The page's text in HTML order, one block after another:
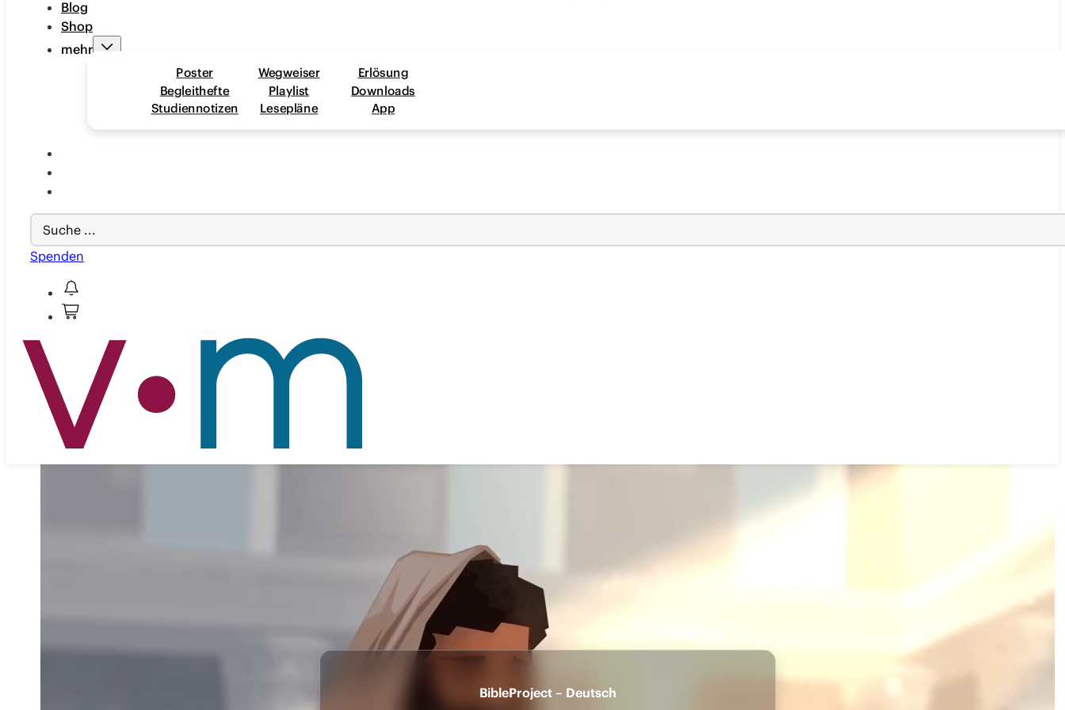
Blog
Shop
mehr
Poster
Begleithefte
Studiennotizen
Wegweiser
Playlist
Lesepläne
Erlösung
Downloads
App
Search
...
Spenden
BibleProject – Deutsch